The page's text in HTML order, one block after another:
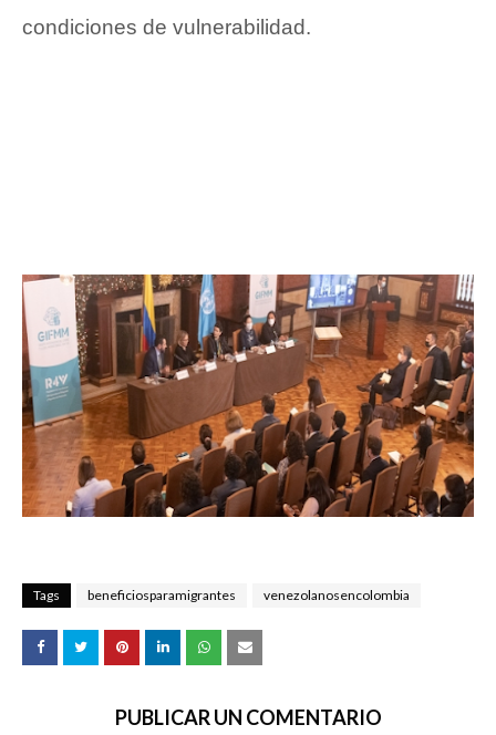
condiciones de vulnerabilidad.
Tags beneficiosparamigrantes venezolanosencolombia
PUBLICAR UN COMENTARIO